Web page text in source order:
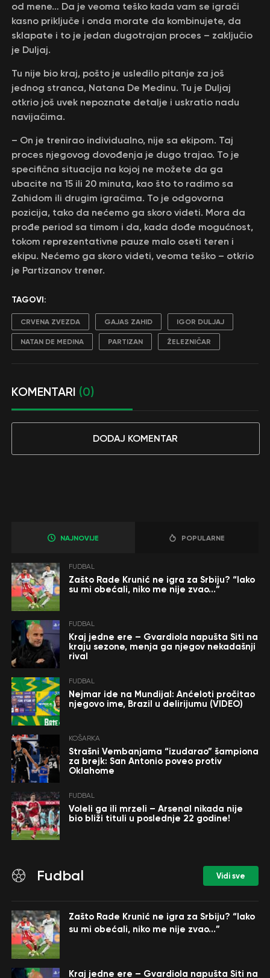
od mene… Da je veoma teško kada vam se igrači
kasno priključe i onda morate da kombinujete, da
sklapate i to je jedan dugotrajan proces – zaključio
je Duljaj.
Tu nije bio kraj, pošto je usledilo pitanje za još
jednog stranca, Natana De Medinu. Tu je Duljaj
otkrio još uvek nepoznate detalje i uskratio nadu
navijačima.
– On je trenirao individualno, nije sa ekipom. Taj
proces njegovog dovođenja je dugo trajao. To je
specifična situacija na kojoj ne možete da ga
ubacite na 15 ili 20 minuta, kao što to radimo sa
Zahidom ili drugim igračima. To je odgovorna
pozicija, tako da nećemo ga skoro videti. Mora da
prođe period sa timom i da, kada dođe mogućnost,
tokom reprezentativne pauze malo oseti teren i
ekipu. Nećemo ga skoro videti, veoma teško – otkrio
je Partizanov trener.
TAGOVI:
CRVENA ZVEZDA GAJAS ZAHID IGOR DULJAJ
NATAN DE MEDINA PARTIZAN ŽELEZNIČAR
KOMENTARI (0)
DODAJ KOMENTAR
NAJNOVIJE POPULARNE
FUDBAL
Zašto Rade Krunić ne igra za Srbiju? “Iako
su mi obećali, niko me nije zvao…”
FUDBAL
Kraj jedne ere – Gvardiola napušta Siti na
kraju sezone, menja ga njegov nekadašnji
rival
FUDBAL
Nejmar ide na Mundijal: Anćeloti pročitao
njegovo ime, Brazil u delirijumu (VIDEO)
KOŠARKA
Strašni Vembanjama “izudarao” šampiona
za brejk: San Antonio poveo protiv
Oklahome
FUDBAL
Voleli ga ili mrzeli – Arsenal nikada nije
bio bliži tituli u poslednje 22 godine!
Fudbal Vidi sve
Zašto Rade Krunić ne igra za Srbiju? “Iako
su mi obećali, niko me nije zvao…”
Kraj jedne ere – Gvardiola napušta Siti na